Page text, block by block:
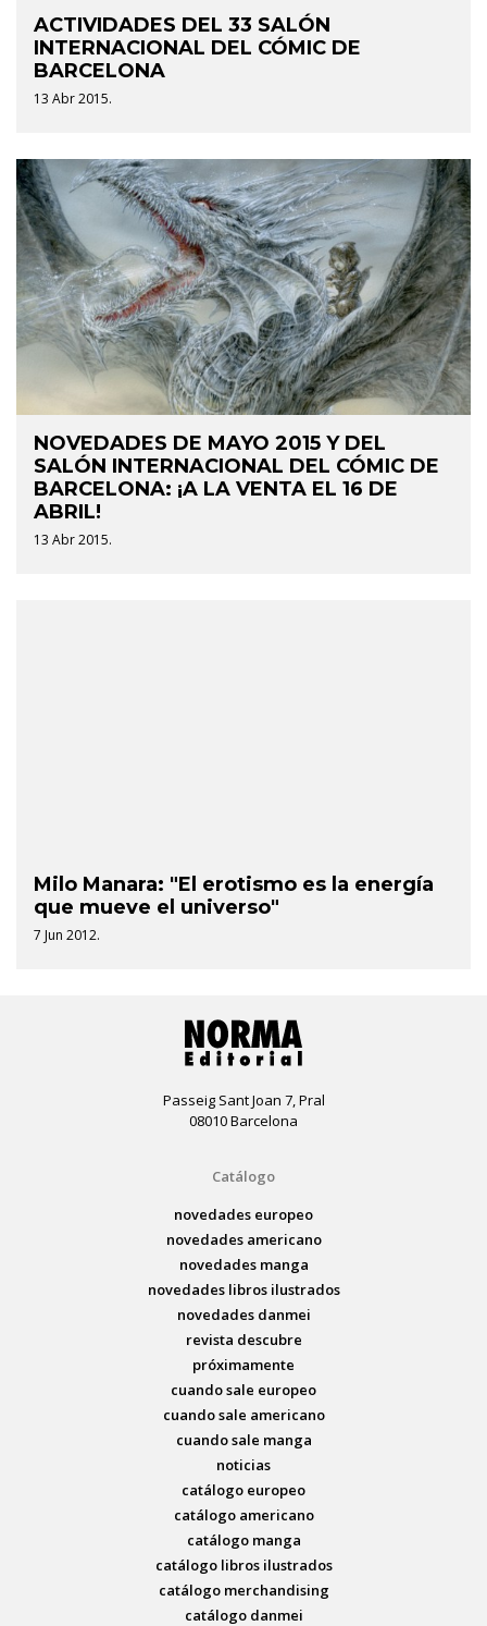
ACTIVIDADES DEL 33 SALÓN
INTERNACIONAL DEL CÓMIC DE
BARCELONA
13 Abr 2015.
NOVEDADES DE MAYO 2015 Y DEL
SALÓN INTERNACIONAL DEL CÓMIC DE
BARCELONA: ¡A LA VENTA EL 16 DE
ABRIL!
13 Abr 2015.
Milo Manara: "El erotismo es la energía
que mueve el universo"
7 Jun 2012.
Passeig Sant Joan 7, Pral
08010 Barcelona
Catálogo
novedades europeo
novedades americano
novedades manga
novedades libros ilustrados
novedades danmei
revista descubre
próximamente
cuando sale europeo
cuando sale americano
cuando sale manga
noticias
catálogo europeo
catálogo americano
catálogo manga
catálogo libros ilustrados
catálogo merchandising
catálogo danmei